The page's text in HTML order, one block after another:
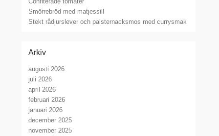
Smörrebröd med matjessill
Stekt rådjurslever och palsternacksmos med currysmak
Arkiv
augusti 2026
juli 2026
april 2026
februari 2026
januari 2026
december 2025
november 2025